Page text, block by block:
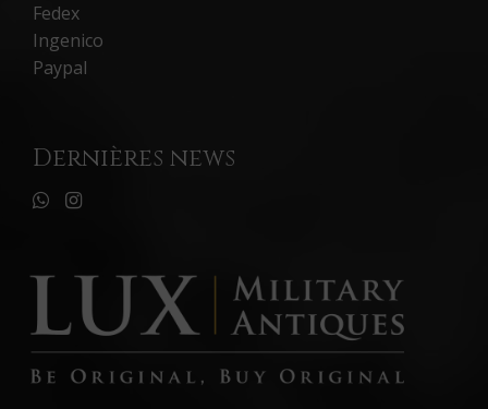
Fedex
Ingenico
Paypal
Dernières news